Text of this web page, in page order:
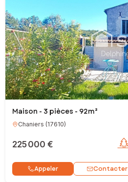
Maison - 3 pièces - 92m²
Chaniers (17610)
225 000 €
Appeler Contacter